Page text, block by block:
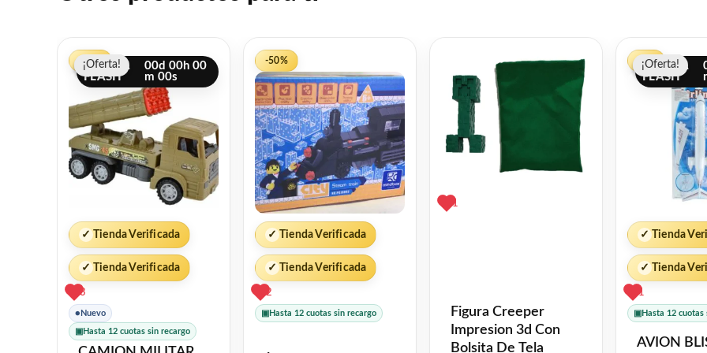
¡Oferta!
-12%
OFERTA
FLASH
00d00h00
m00s
✓ Tienda Verificada
✓ Tienda Verificada
3
● Nuevo
▣Hasta 12 cuotas sin recargo
¡Oferta!precio
original
era:
$250.
precio
actual
es:
$220.
-50%
✓ Tienda Verificada
✓ Tienda Verificada
2
▣Hasta 12 cuotas sin recargo
1
Figura Creeper
Impresion 3d Con
Bolsita De Tela
¡Oferta!
-7%
OFERTA
FLASH
✓ Tienda
✓ Tienda
1
▣Hasta 12 cuotas
¡Oferta!
AVION
era: